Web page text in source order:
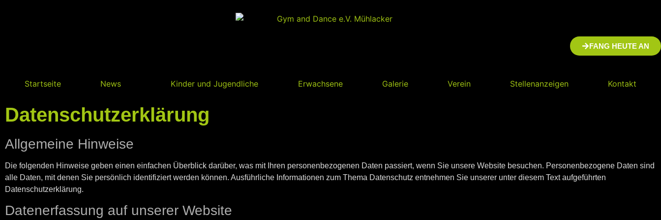
FANG HEUTE AN
Startseite News Kinder und Jugendliche Erwachsene Galerie Verein Stellenanzeigen Kontakt
Datenschutzerklärung
Allgemeine Hinweise
Die folgenden Hinweise geben einen einfachen Überblick darüber, was mit Ihren personenbezogenen Daten passiert, wenn Sie unsere Website besuchen. Personenbezogene Daten sind
alle Daten, mit denen Sie persönlich identifiziert werden können. Ausführliche Informationen zum Thema Datenschutz entnehmen Sie unserer unter diesem Text aufgeführten
Datenschutzerklärung.
Datenerfassung auf unserer Website